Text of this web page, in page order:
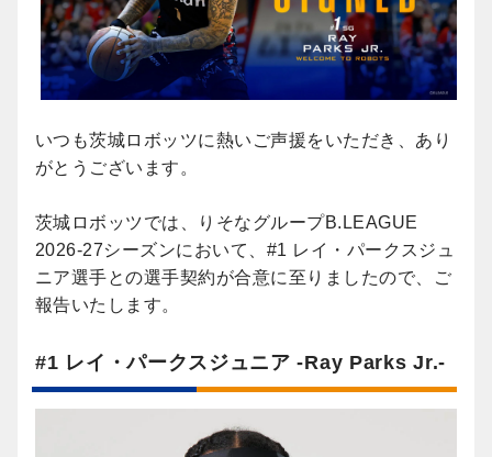
いつも茨城ロボッツに熱いご声援をいただき、あり
がとうございます。
茨城ロボッツでは、りそなグループB.LEAGUE
2026-27シーズンにおいて、#1 レイ・パークスジュ
ニア選手との選手契約が合意に至りましたので、ご
報告いたします。
#1 レイ・パークスジュニア -Ray Parks Jr.-